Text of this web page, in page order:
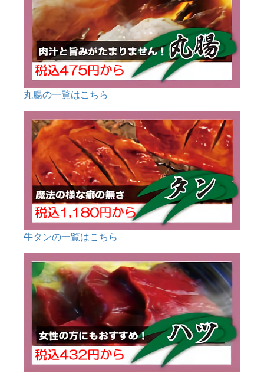
丸腸の一覧はこちら
牛タンの一覧はこちら